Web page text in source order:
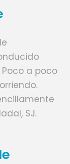
a poco
SJ.